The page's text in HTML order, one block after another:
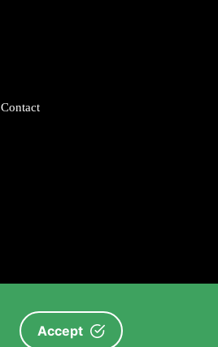
Contact
Accept